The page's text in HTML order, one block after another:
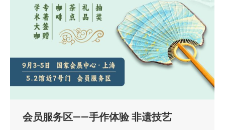
会员服务区——手作体验 非遗技艺